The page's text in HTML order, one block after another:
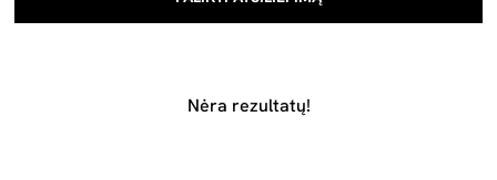
Nėra rezultatų!